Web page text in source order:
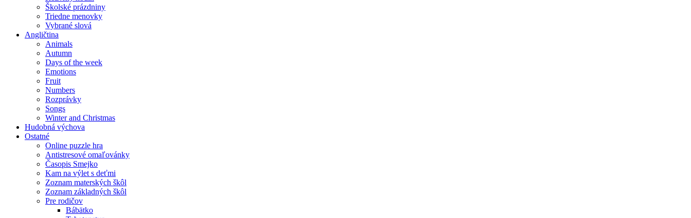
Školské prázdniny
Triedne menovky
Vybrané slová
Angličtina
Animals
Autumn
Days of the week
Emotions
Fruit
Numbers
Rozprávky
Songs
Winter and Christmas
Hudobná výchova
Ostatné
Online puzzle hra
Antistresové omaľovánky
Časopis Smejko
Kam na výlet s deťmi
Zoznam materských škôl
Zoznam základných škôl
Pre rodičov
Bábätko